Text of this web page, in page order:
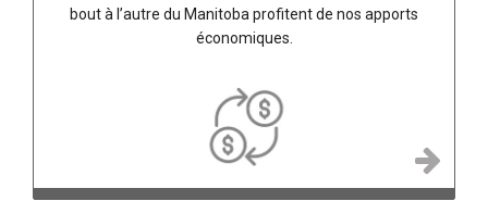
bout à l’autre du Manitoba profitent de nos apports
économiques.